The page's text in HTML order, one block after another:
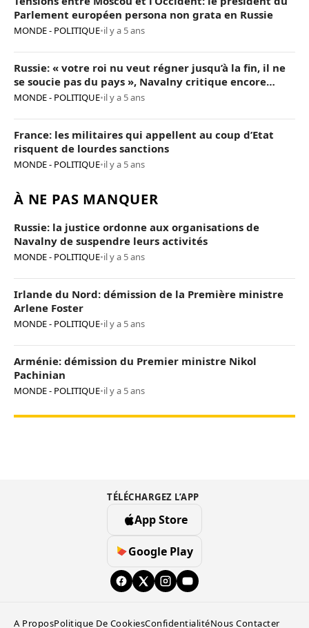
Parlement européen persona non grata en Russie
MONDE - POLITIQUE•il y a 5 ans
Russie: « votre roi nu veut régner jusqu’à la fin, il ne
se soucie pas du pays », Navalny critique encore
Poutine
MONDE - POLITIQUE•il y a 5 ans
France: les militaires qui appellent au coup d’Etat
risquent de lourdes sanctions
MONDE - POLITIQUE•il y a 5 ans
À NE PAS MANQUER
Russie: la justice ordonne aux organisations de
Navalny de suspendre leurs activités
MONDE - POLITIQUE•il y a 5 ans
Irlande du Nord: démission de la Première ministre
Arlene Foster
MONDE - POLITIQUE•il y a 5 ans
Arménie: démission du Premier ministre Nikol
Pachinian
MONDE - POLITIQUE•il y a 5 ans
TÉLÉCHARGEZ L’APP
App Store
Google Play
A ProposPolitique De CookiesConfidentialitéNous Contacter